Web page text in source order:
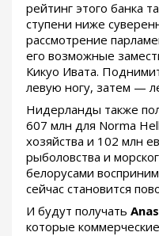
рейтинг этого банка
ступени ниже
рассмотрение
его возможные
Кикуо Ивата.
левую ногу, затем —
Нидерланды также
607 млн для Norma
хозяйства и 102 млн
рыболовства и
белорусами
сейчас становится
И будут получать
которые